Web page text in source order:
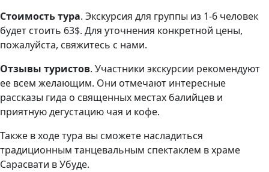
Стоимость тура. Экскурсия для группы из 1-6 человек
будет стоить 63$. Для уточнения конкретной цены,
пожалуйста, свяжитесь с нами.
Отзывы туристов. Участники экскурсии рекомендуют
ее всем желающим. Они отмечают интересные
рассказы гида о священных местах балийцев и
приятную дегустацию чая и кофе.
Также в ходе тура вы сможете насладиться
традиционным танцевальным спектаклем в храме
Сарасвати в Убуде.